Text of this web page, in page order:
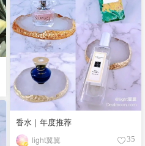
香水｜年度推荐
light翼翼 35